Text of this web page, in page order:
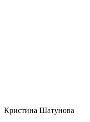
Кристина Шатунова